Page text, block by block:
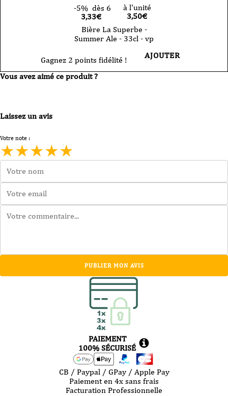
-5% dès 6
3,33€
à l'unité
3,50€
Bière La Superbe -
Summer Ale - 33cl - vp
Gagnez 2 points fidélité ! AJOUTER
Vous avez aimé ce produit ?
Laissez un avis
Votre note :
★★★★★
PUBLIER MON AVIS
PAIEMENT
100% SÉCURISÉ
CB / Paypal / GPay / Apple Pay
Paiement en 4x sans frais
Facturation Professionnelle